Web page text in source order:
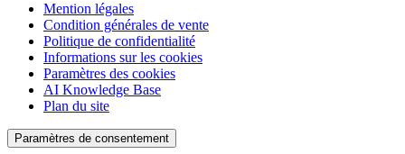
Mention légales
Condition générales de vente
Politique de confidentialité
Informations sur les cookies
Paramètres des cookies
AI Knowledge Base
Plan du site
Paramètres de consentement